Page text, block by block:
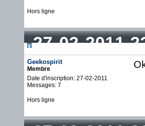
Hors ligne
27-02-2011
Geekospirit
Membre
Date d'inscription: 27-02-2011
Messages: 7
Hors ligne